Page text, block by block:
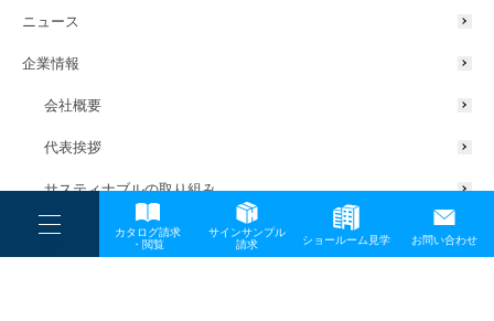
----
----
-
カタログ請求
・閲覧
サインサンプル
請求
ショールーム見学 お問い合わせ
ニュース
企業情報
会社概要
代表挨拶
サスティナブルの取り組み
一般事業主行動計画